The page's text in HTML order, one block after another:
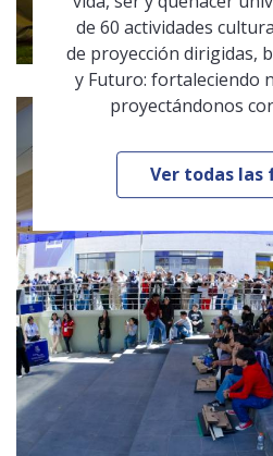
de 60 actividades
de proyección dirigidas,
y Futuro: fortaleciendo
proyectándonos
Ver todas las